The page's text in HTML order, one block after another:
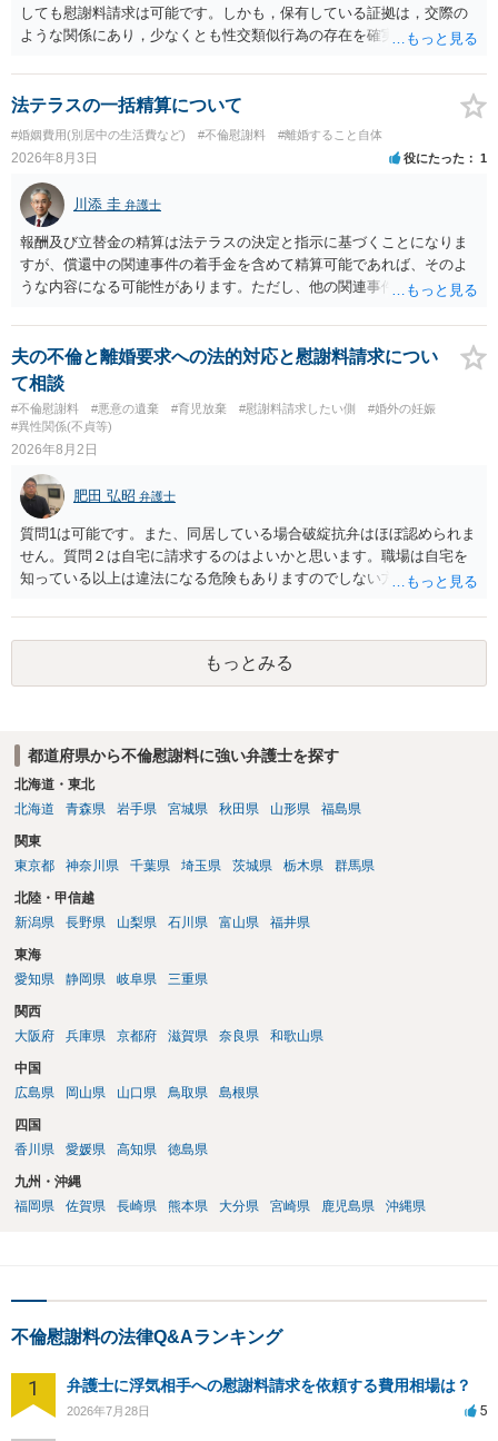
しても慰謝料請求は可能です。しかも，保有している証拠は，交際の
ような関係にあり，少なくとも性交類似行為の存在を確実に証明でき
ことを窺わせるものです。）。ですから，慰謝料請求を進めることで
よいと思います。 ただ．慰謝料額については，婚姻破綻に至っていな
いとして，この点を考慮されることになるかもしれません。 ②夫との
今後のことを考えて書いてもらうか否かを検討するのがよいと思いま
す。今ある証拠以上のことを証明（証明力を強めることも含む）でき
るのであれば，前向きに検討を進めるという考え方でもよいでしょ
う。慰謝料請求としては証拠として使えることが前提であり，その価
値と夫との関係との均衡のように思います。 ③行政書士に委任をして
いるのであれば，どのような内容の委任なのか不明ですが，その行政
書士との協議になると思います。請求するか，訴訟にするか，その点
の見極めや，相手方は性交類似行為は認めているのか，それさえも否
定しているのかによって，考え方・進め方は変わってくると思いま
す。 ④性交類似行為を認めているにもかかわらず支払を拒否するので
あれば，本人（行政書士でも同じだと思います。）への対応ではあま
り変わらないように思います。減額で折り合えるなら本人様の交渉で
もよいように思いますが，ゼロかどうかの観点であれば，訴訟に進む
しかなくなるようにも思います。そうしますと，お近くの弁護士に相
談して進めることを検討した方がよいようにも思います。
法テラスの一括精算について
#婚姻費用(別居中の生活費など) #不倫慰謝料 #離婚すること自体
2026年8月3日 役にたった 1
川添 圭 弁護士
報酬及び立替金の精算は法テラスの決定と指示に基づくことになりま
すが、償還中の関連事件の着手金を含めて精算可能であれば、そのよ
うな内容になる可能性があります。ただし、他の関連事件でも相手方
情によって対応が違いますので、法テラスへお尋ねいただいた方が確
実です。
夫の不倫と離婚要求への法的対応と慰謝料請求につい
て相談
#不倫慰謝料 #悪意の遺棄 #育児放棄 #慰謝料請求したい側
#婚外の妊娠
#異性関係(不貞等)
2026年8月2日
肥田 弘昭 弁護士
質問1は可能です。また、同居している場合破綻抗弁はほぼ認められま
せん。質問２は自宅に請求するのはよいかと思います。職場は自宅を
知っている以上は違法になる危険もありますのでしない方が良いで
かと思います。有責配偶者ですので相手方からの離婚は拒否しても仮
に訴訟されても法的に成立しません。質問５は認知すると養育費支払
い、相続権が発生します。合意があれば法的に可能ですが法律で強制
することはできません。質問６は可能です。質問７は不貞行為の写真
もっとみる
都道府県から不倫慰謝料に強い弁護士を探す
北海道・東北
北海道
青森県 岩手県 宮城県 秋田県 山形県 福島県
関東
東京都
神奈川県 千葉県 埼玉県 茨城県 栃木県 群馬県
北陸・甲信越
新潟県
長野県 山梨県 石川県 富山県 福井県
東海
愛知県
静岡県 岐阜県 三重県
関西
大阪府
兵庫県 京都府 滋賀県 奈良県 和歌山県
中国
広島県
岡山県 山口県 鳥取県 島根県
四国
香川県
愛媛県 高知県 徳島県
九州・沖縄
福岡県
佐賀県 長崎県 熊本県 大分県 宮崎県 鹿児島県 沖縄県
不倫慰謝料の法律Q&Aランキング
1 弁護士に浮気相手への慰謝料請求を依頼する費用相場は？
2026年7月28日 5